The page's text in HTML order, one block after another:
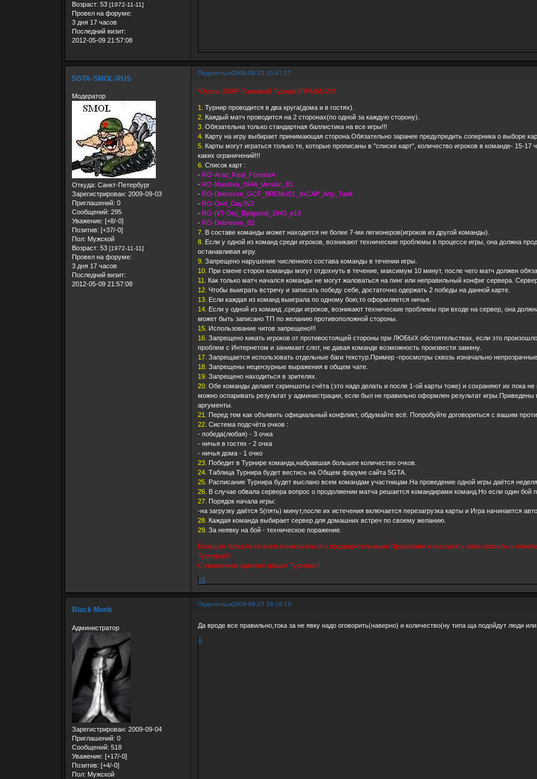
Возраст: 53 [1972-11-11]
Провел на форуме:
3 дня 17 часов
Последний визит:
2012-05-09 21:57:08
Поделиться2009-09-23 15:47:17
5GTA-SMOL-RUS
Модератор
Откуда: Санкт-Петербург
Зарегистрирован: 2009-09-03
Приглашений: 0
Сообщений: 295
Уважение: [+8/-0]
Позитив: [+37/-0]
Пол: Мужской
Возраст: 53 [1972-11-11]
Провел на форуме:
3 дня 17 часов
Последний визит:
2012-05-09 21:57:08
*Осень-2009*-Танковый Турнир!!!ПРАВИЛА!!!
1.
Турнир проводится в два круга(дома и в гостях).
2. Каждый матч проводится на 2 сторонах(по одной за каждую сторону).
3. Обязательна только стандартная баллистика на все игры!!!
4. Карту на игру выбирает принимающая сторона.Обязательно заранее предупредить соперника о выборе
5. Карты могут играться только те, которые прописаны в "списке карт", количество игроков в команде- 15-
каких ограничений!!!
6. Список карт :
- RO-Arad_Real_Forests4
- RO-Maslova_1944_Version_B1
- RO-Debrecen_GCF_BRENUS1_9хCAP_Arty_Tank
- RO-Orel_Day3V2
- RO-[VT-Div]_Bjelgorod_1943_e13
- RO-Debresen_B2
7. В составе команды может находится не более 7-ми легионеров(игроков из другой команды).
8. Если у одной из команд среди игроков, возникают технические проблемы в процессе игры, она должна
останавливая игру.
9. Запрещено нарушение численного состава команды в течении игры.
10. При смене сторон команды могут отдохнуть в течение, максимум 10 минут, после чего матч должен
11.
Как только матч начался команды не могут жаловаться на пинг или неправильный конфиг сервера.
12. Чтобы выиграть встречу и записать победу себе, достаточно одержать 2 победы на данной карте.
13. Если каждая из команд выиграла по одному бою,то оформляется ничья.
14. Если у одной из команд ,среди игроков, возникают технические проблемы при входе на сервер, она
может быть записано ТП по желанию противоположной стороны.
15. Использование читов запрещено!!!
16. Запрещено кикать игроков от противостоящей стороны при ЛЮБЫХ обстоятельствах, если это
проблем с Интернетом и занимает слот, не давая команде возможность произвести замену.
17. Запрещается использовать отдельные баги текстур.Пример -просмотры сквозь изначально
18. Запрещены нецензурные выражения в общем чате.
19. Запрещено находиться в зрителях.
20. Обе команды делают скриншоты счёта (это надо делать и после 1-ой карты тоже) и сохраняют их пока не
можно оспаривать результат у администрации, если был не правильно оформлен результат
аргументы.
21.
Перед тем как объявить официальный конфликт, обдумайте всё. Попробуйте договориться с вашим
22. Система подсчёта очков :
- победа(любая) - 3 очка
- ничья в гостях - 2 очка
- ничья дома - 1 очко
23. Победит в Турнире команда,набравшая большее количество очков.
24. Таблица Турнира будет вестись на Общем форуме сайта 5GTA.
25. Расписание Турнира будет выслано всем командам участницам.На проведение одной игры даётся
26. В случае обвала сервера вопрос о продолжении матча решается командирами команд.Но если один бой
27. Порядок начала игры:
-на загрузку даётся 5(пять) минут,после их истечения включается перезагрузка карты и Игра начинается
28. Каждая команда выбирает сервер для домашних встреч по своему желанию.
29. За неявку на бой - техническое поражение.
Большая просьба ко всем,ознакомиться с предварительными Правилами и высказать свои просьбы и
Турнира)!!!
С уважением,администрация Турнира!!!
+1
Поделиться2009-09-23 19:18:15
Black Monk
Администратор
Зарегистрирован: 2009-09-04
Приглашений: 0
Сообщений: 518
Уважение: [+17/-0]
Позитив: [+4/-0]
Пол: Мужской
Да вроде все правильно,тока за не явку надо оговорить(наверно) и количество(ну типа ща подойдут люди
0